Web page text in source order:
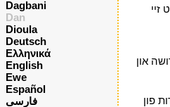
Dagbani
Dan
Dioula
Deutsch
Ελληνικά
English
Ewe
Español
فارسی
זיי
און
פון